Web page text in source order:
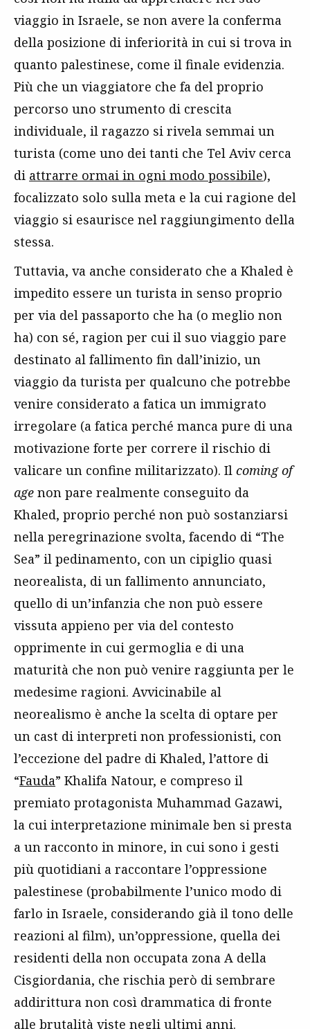
viaggio in Israele, se non avere la conferma
della posizione di inferiorità in cui si trova in
quanto palestinese, come il finale evidenzia.
Più che un viaggiatore che fa del proprio
percorso uno strumento di crescita
individuale, il ragazzo si rivela semmai un
turista (come uno dei tanti che Tel Aviv cerca
di attrarre ormai in ogni modo possibile),
focalizzato solo sulla meta e la cui ragione del
viaggio si esaurisce nel raggiungimento della
stessa.
Tuttavia, va anche considerato che a Khaled è
impedito essere un turista in senso proprio
per via del passaporto che ha (o meglio non
ha) con sé, ragion per cui il suo viaggio pare
destinato al fallimento fin dall’inizio, un
viaggio da turista per qualcuno che potrebbe
venire considerato a fatica un immigrato
irregolare (a fatica perché manca pure di una
motivazione forte per correre il rischio di
valicare un confine militarizzato). Il coming of
age non pare realmente conseguito da
Khaled, proprio perché non può sostanziarsi
nella peregrinazione svolta, facendo di “The
Sea” il pedinamento, con un cipiglio quasi
neorealista, di un fallimento annunciato,
quello di un’infanzia che non può essere
vissuta appieno per via del contesto
opprimente in cui germoglia e di una
maturità che non può venire raggiunta per le
medesime ragioni. Avvicinabile al
neorealismo è anche la scelta di optare per
un cast di interpreti non professionisti, con
l’eccezione del padre di Khaled, l’attore di
“Fauda” Khalifa Natour, e compreso il
premiato protagonista Muhammad Gazawi,
la cui interpretazione minimale ben si presta
a un racconto in minore, in cui sono i gesti
più quotidiani a raccontare l’oppressione
palestinese (probabilmente l’unico modo di
farlo in Israele, considerando già il tono delle
reazioni al film), un’oppressione, quella dei
residenti della non occupata zona A della
Cisgiordania, che rischia però di sembrare
addirittura non così drammatica di fronte
alle brutalità viste negli ultimi anni.